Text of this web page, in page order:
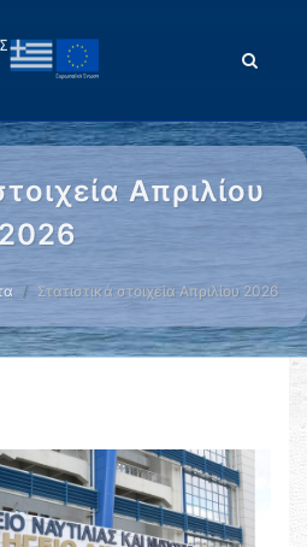
Απριλίου
2026
Στατιστικά στοιχεία Απριλίου 2026